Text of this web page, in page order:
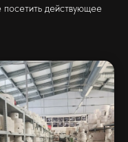
действующее